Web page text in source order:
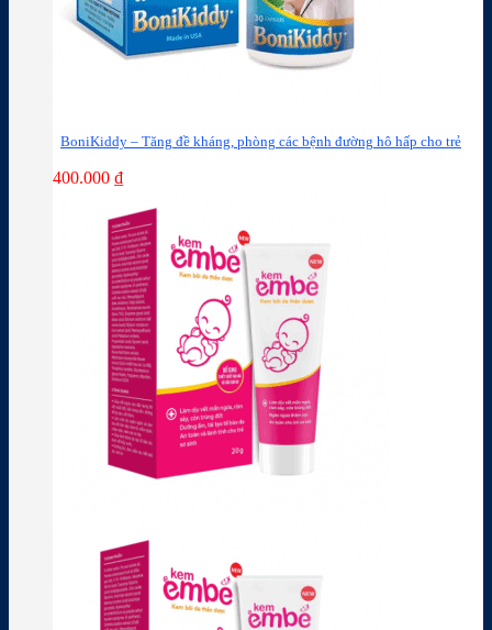
BoniKiddy – Tăng đề kháng, phòng các bệnh đường hô hấp cho trẻ
400.000 ₫